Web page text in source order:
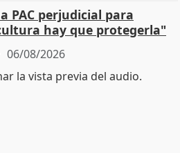
PAC perjudicial para
hay que protegerla"
06/08/2026